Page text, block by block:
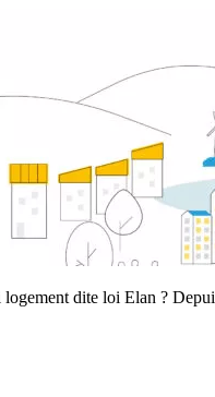
dite loi Elan ?